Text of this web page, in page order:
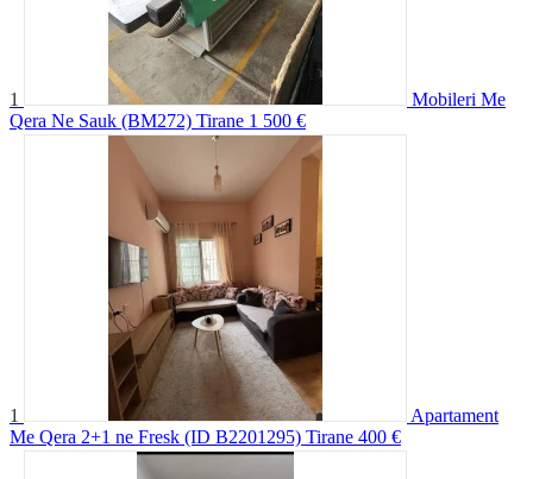
1
Mobileri Me
Qera Ne Sauk (BM272) Tirane 1 500 €
1
Apartament
Me Qera 2+1 ne Fresk (ID B2201295) Tirane 400 €